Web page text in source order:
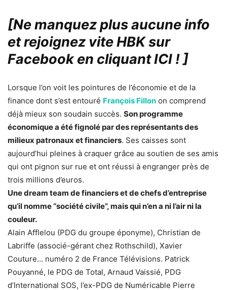
[Ne manquez plus aucune info
et rejoignez vite HBK sur
Facebook en cliquant ICI !]
Lorsque l’on voit les pointures de l’économie et de la
finance dont s’est entouré François Fillon on comprend
déjà mieux son soudain succès. Son programme
économique a été fignolé par des représentants des
milieux patronaux et financiers. Ses caisses sont
aujourd’hui pleines à craquer grâce au soutien de ses amis
qui ont pignon sur rue et ont réussi à engranger près de
trois millions d’euros.
Une dream team de financiers et de chefs d’entreprise
qu’il nomme “société civile”, mais qui n’en a ni l’air ni la
couleur.
Alain Afflelou (PDG du groupe éponyme), Christian de
Labriffe (associé-gérant chez Rothschild), Xavier
Couture… numéro 2 de France Télévisions. Patrick
Pouyanné, le PDG de Total, Arnaud Vaissié, PDG
d’International SOS, l’ex-PDG de Numéricable Pierre